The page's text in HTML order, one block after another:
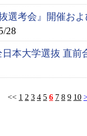
選考会』開催お
28
日本大学選抜 直前
<< 1 2 3 4 5 6 7 8 9 10